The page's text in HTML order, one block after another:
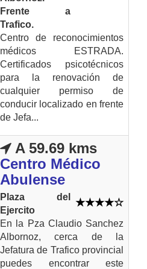
Frente a
Trafico.
Centro de reconocimientos
médicos ESTRADA.
Certificados psicotécnicos
para la renovación de
cualquier permiso de
conducir localizado en frente
de Jefa...
A 59.69 kms
Centro Médico
Abulense
Plaza del
Ejercito
En la Pza Claudio Sanchez
Albornoz, cerca de la
Jefatura de Trafico provincial
puedes encontrar este